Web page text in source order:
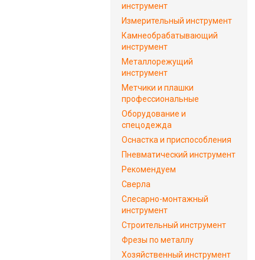
инструмент
Измерительный инструмент
Камнеобрабатывающий
инструмент
Металлорежущий
инструмент
Метчики и плашки
профессиональные
Оборудование и
спецодежда
Оснастка и приспособления
Пневматический инструмент
Рекомендуем
Сверла
Слесарно-монтажный
инструмент
Строительный инструмент
Фрезы по металлу
Хозяйственный инструмент